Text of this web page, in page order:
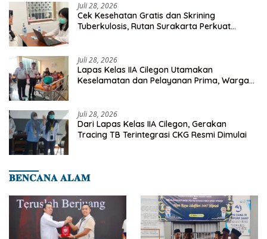
Juli 28, 2026
Cek Kesehatan Gratis dan Skrining
Tuberkulosis, Rutan Surakarta Perkuat
Juli 28, 2026
Lapas Kelas IIA Cilegon Utamakan
Keselamatan dan Pelayanan Prima, Warga
Juli 28, 2026
Dari Lapas Kelas IIA Cilegon, Gerakan
Tracing TB Terintegrasi CKG Resmi Dimulai
𝐁𝐄𝐍𝐂𝐀𝐍𝐀 𝐀𝐋𝐀𝐌